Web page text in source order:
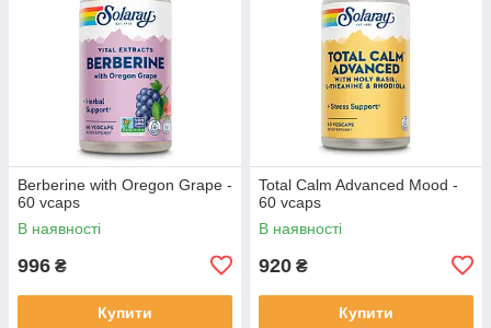
Berberine with Oregon Grape -
60 vcaps
В наявності
996 ₴
Купити
Total Calm Advanced Mood -
60 vcaps
В наявності
920 ₴
Купити